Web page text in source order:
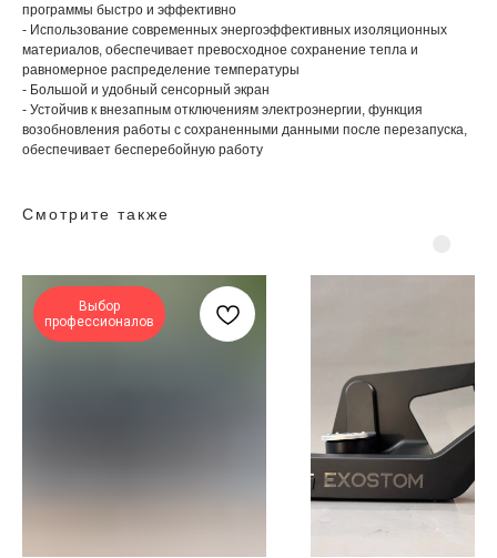
программы быстро и эффективно
- Использование современных энергоэффективных изоляционных
материалов, обеспечивает превосходное сохранение тепла и
равномерное распределение температуры
- Большой и удобный сенсорный экран
- Устойчив к внезапным отключениям электроэнергии, функция
возобновления работы с сохраненными данными после перезапуска,
обеспечивает бесперебойную работу
Смотрите также
Выбор
профессионалов